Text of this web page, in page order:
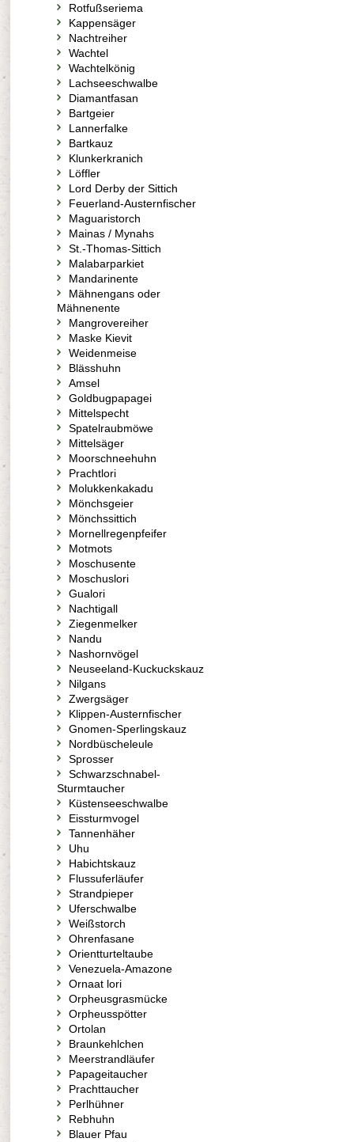
Rotfußseriema
Kappensäger
Nachtreiher
Wachtel
Wachtelkönig
Lachseeschwalbe
Diamantfasan
Bartgeier
Lannerfalke
Bartkauz
Klunkerkranich
Löffler
Lord Derby der Sittich
Feuerland-Austernfischer
Maguaristorch
Mainas / Mynahs
St.-Thomas-Sittich
Malabarparkiet
Mandarinente
Mähnengans oder
Mähnenente
Mangrovereiher
Maske Kievit
Weidenmeise
Blässhuhn
Amsel
Goldbugpapagei
Mittelspecht
Spatelraubmöwe
Mittelsäger
Moorschneehuhn
Prachtlori
Molukkenkakadu
Mönchsgeier
Mönchssittich
Mornellregenpfeifer
Motmots
Moschusente
Moschuslori
Gualori
Nachtigall
Ziegenmelker
Nandu
Nashornvögel
Neuseeland-Kuckuckskauz
Nilgans
Zwergsäger
Klippen-Austernfischer
Gnomen-Sperlingskauz
Nordbüscheleule
Sprosser
Schwarzschnabel-
Sturmtaucher
Küstenseeschwalbe
Eissturmvogel
Tannenhäher
Uhu
Habichtskauz
Flussuferläufer
Strandpieper
Uferschwalbe
Weißstorch
Ohrenfasane
Orientturteltaube
Venezuela-Amazone
Ornaat lori
Orpheusgrasmücke
Orpheusspötter
Ortolan
Braunkehlchen
Meerstrandläufer
Papageitaucher
Prachttaucher
Perlhühner
Rebhuhn
Blauer Pfau